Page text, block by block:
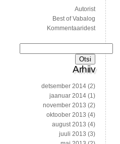
Autorist
Best of Vabalog
Kommentaaridest
Arhiiv
detsember 2014 (2)
jaanuar 2014 (1)
november 2013 (2)
oktoober 2013 (4)
august 2013 (4)
juuli 2013 (3)